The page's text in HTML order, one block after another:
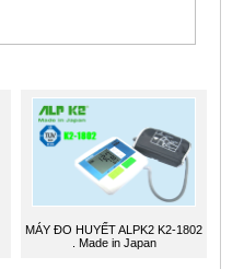
MÁY ĐO HUYẾT ALPK2 K2-1802
. Made in Japan